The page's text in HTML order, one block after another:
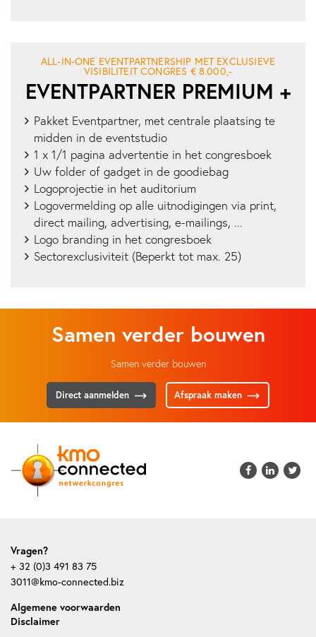
ALL-IN-ONE EVENTPARTNERSHIP MET EXCLUSIEVE
VISIBILITEIT CONGRES € 8.000,-
EVENTPARTNER PREMIUM +
Pakket Eventpartner, met centrale plaatsing te
midden in de eventstudio
1 x 1/1 pagina advertentie in het congresboek
Uw folder of gadget in de goodiebag
Logoprojectie in het auditorium
Logovermelding op alle uitnodigingen via print,
direct mailing, advertising, e-mailings, ...
Logo branding in het congresboek
Sectorexclusiviteit (Beperkt tot max. 25)
Samen verder bouwen
Samen verder bouwen
Direct aanmelden Afspraak maken
  
Vragen?
+ 32 (0)3 491 83 75
3011@kmo-connected.biz
Algemene voorwaarden
Disclaimer